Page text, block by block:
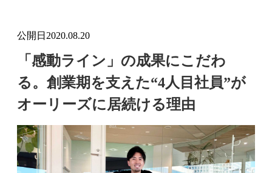
公開日 2020.08.20
「感動ライン」の成果にこだわ
る。創業期を支えた“4人目社員”が
オーリーズに居続ける理由